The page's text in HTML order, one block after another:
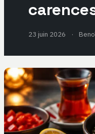
23 juin 2026 ·